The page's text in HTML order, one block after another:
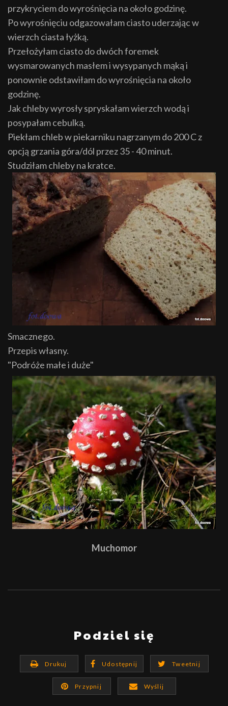
przykryciem do wyrośnięcia na około godzinę.
Po wyrośnięciu odgazowałam ciasto uderzając w
wierzch ciasta łyżką.
Przełożyłam ciasto do dwóch foremek
wysmarowanych masłem i wysypanych mąką i
ponownie odstawiłam do wyrośnięcia na około
godzinę.
Jak chleby wyrosły spryskałam wierzch wodą i
posypałam cebulką.
Piekłam chleb w piekarniku nagrzanym do 200 C z
opcją grzania góra/dól przez 35 - 40 minut.
Studziłam chleby na kratce.
Smacznego.
Przepis własny.
"Podróże małe i duże"
Muchomor
Podziel się
Drukuj Udostępnij Tweetnij
Przypnij Wyślij